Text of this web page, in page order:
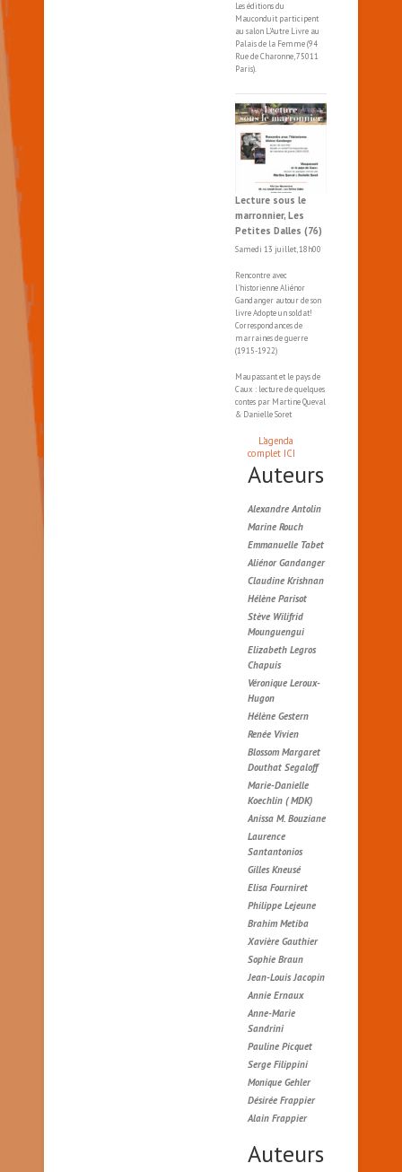
Les éditions du
Mauconduit participent
au salon L'Autre Livre au
Palais de la Femme (94
Rue de Charonne, 75011
Paris).
Lecture sous le
marronnier, Les
Petites Dalles (76)
Samedi 13 juillet, 18h00
Rencontre avec
l'historienne Aliénor
Gandanger autour de son
livre Adopte un soldat!
Correspondances de
marraines de guerre
(1915-1922)
Maupassant et le pays de
Caux : lecture de quelques
contes par Martine Queval
& Danielle Soret
L'agenda
complet ICI
Auteurs
Alexandre Antolin
Marine Rouch
Emmanuelle Tabet
Aliénor Gandanger
Claudine Krishnan
Hélène Parisot
Stève Wilifrid
Mounguengui
Elizabeth Legros
Chapuis
Véronique Leroux-
Hugon
Hélène Gestern
Renée Vivien
Blossom Margaret
Douthat Segaloff
Marie-Danielle
Koechlin ( MDK)
Anissa M. Bouziane
Laurence
Santantonios
Gilles Kneusé
Elisa Fourniret
Philippe Lejeune
Brahim Metiba
Xavière Gauthier
Sophie Braun
Jean-Louis Jacopin
Annie Ernaux
Anne-Marie
Sandrini
Pauline Picquet
Serge Filippini
Monique Gehler
Désirée Frappier
Alain Frappier
Auteurs